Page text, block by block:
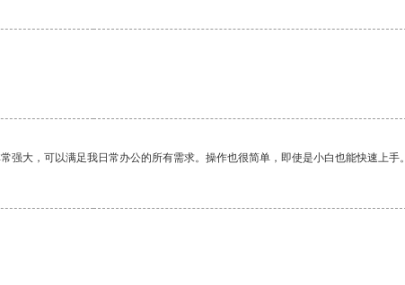
大，可以满足我日常办公的所有需求。操作也很简单，即使是小白也能快速上手。